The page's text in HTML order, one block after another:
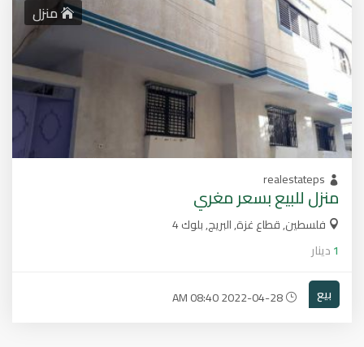
منزل
realestateps
منزل للبيع بسعر مغري
فلسطين, قطاع غزة, البريج, بلوك 4
1دينار
بيع